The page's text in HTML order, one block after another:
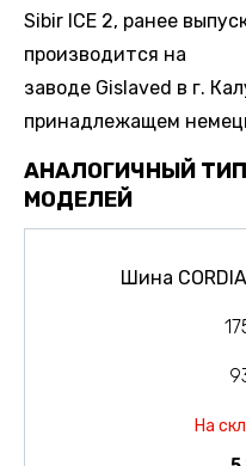
Sibir ICE 2, ранее
производится на
заводе Gislaved в г.
принадлежащем
АНАЛОГИЧНЫЙ
МОДЕЛЕЙ
Шина
На